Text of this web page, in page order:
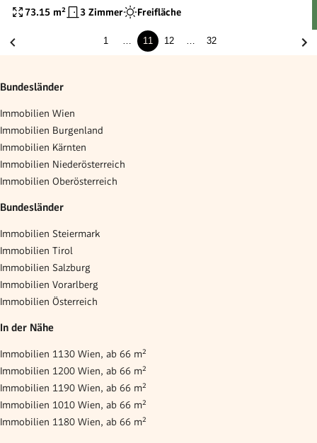
(KV-Errichtung geschenkt)
73.15 m² 3 Zimmer Freifläche
1 … 11 12 … 32
Bundesländer
Immobilien Wien
Immobilien Burgenland
Immobilien Kärnten
Immobilien Niederösterreich
Immobilien Oberösterreich
Bundesländer
Immobilien Steiermark
Immobilien Tirol
Immobilien Salzburg
Immobilien Vorarlberg
Immobilien Österreich
In der Nähe
Immobilien 1130 Wien, ab 66 m²
Immobilien 1200 Wien, ab 66 m²
Immobilien 1190 Wien, ab 66 m²
Immobilien 1010 Wien, ab 66 m²
Immobilien 1180 Wien, ab 66 m²